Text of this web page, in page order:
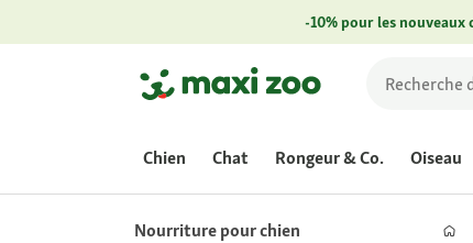
-10% pour les nouveaux
Chien Chat Rongeur & Co. Oiseau
Nourriture pour chien